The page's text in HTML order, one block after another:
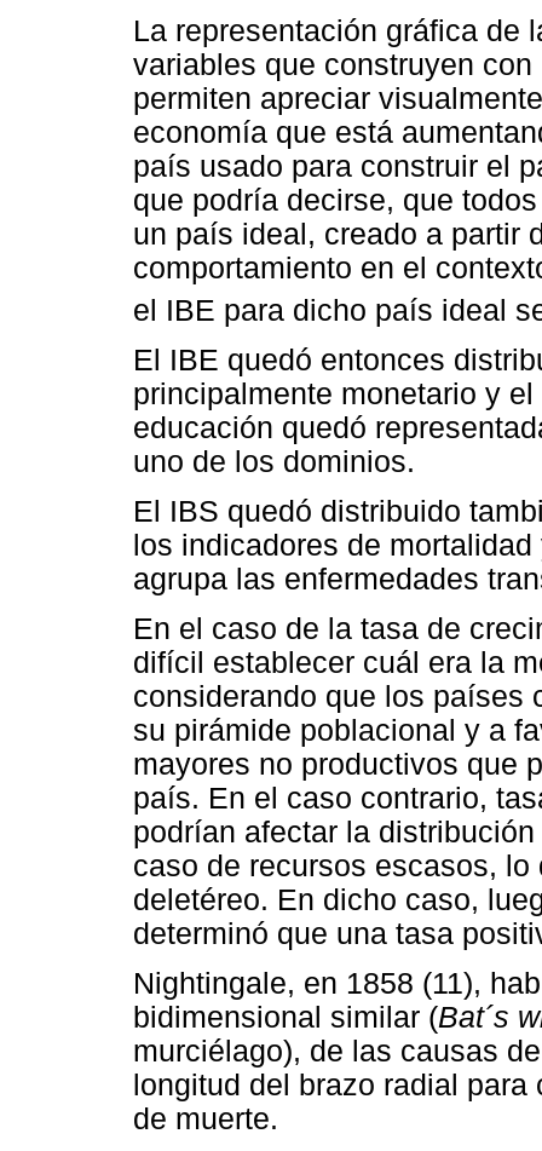
La representación gráfica de
variables que construyen
permiten apreciar
economía que está
país usado para construir el
que podría decirse, que
un país ideal, creado a partir
comportamiento en el
el IBE para dicho país ideal
El IBE quedó entonces
principalmente monetario y
educación quedó
uno de los dominios.
El IBS quedó distribuido
los indicadores de
agrupa las enfermedades
En el caso de la tasa de
difícil establecer cuál era la
considerando que los países
su pirámide poblacional y a
mayores no productivos que
país. En el caso contrario,
podrían afectar la
caso de recursos escasos,
deletéreo. En dicho caso,
determinó que una tasa
Nightingale, en 1858 (11),
bidimensional similar (Bat´s
murciélago), de las causas
longitud del brazo radial
de muerte.